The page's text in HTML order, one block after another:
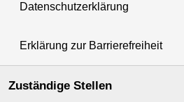
Datenschutzerklärung
Erklärung zur Barrierefreiheit
Zuständige Stellen